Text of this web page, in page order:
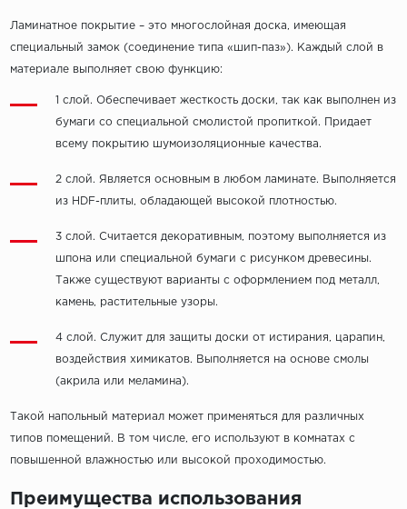
Ламинатное покрытие – это многослойная доска, имеющая
специальный замок (соединение типа «шип-паз»). Каждый слой в
материале выполняет свою функцию:
1 слой. Обеспечивает жесткость доски, так как выполнен из
бумаги со специальной смолистой пропиткой. Придает
всему покрытию шумоизоляционные качества.
2 слой. Является основным в любом ламинате. Выполняется
из HDF-плиты, обладающей высокой плотностью.
3 слой. Считается декоративным, поэтому выполняется из
шпона или специальной бумаги с рисунком древесины.
Также существуют варианты с оформлением под металл,
камень, растительные узоры.
4 слой. Служит для защиты доски от истирания, царапин,
воздействия химикатов. Выполняется на основе смолы
(акрила или меламина).
Такой напольный материал может применяться для различных
типов помещений. В том числе, его используют в комнатах с
повышенной влажностью или высокой проходимостью.
Преимущества использования